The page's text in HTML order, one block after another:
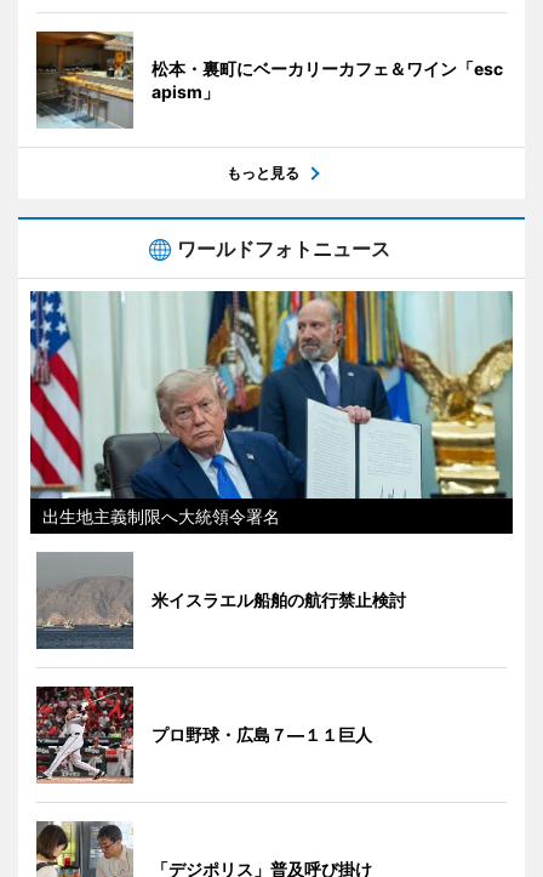
松本・裏町にベーカリーカフェ＆ワイン「esc
apism」
もっと見る
ワールドフォトニュース
出生地主義制限へ大統領令署名
米イスラエル船舶の航行禁止検討
プロ野球・広島７―１１巨人
「デジポリス」普及呼び掛け